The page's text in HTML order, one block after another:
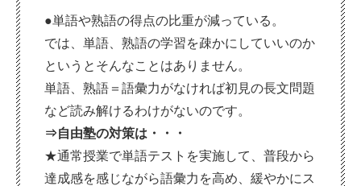
●単語や熟語の得点の比重が減っている。
では、単語、熟語の学習を疎かにしていいのか
というとそんなことはありません。
単語、熟語＝語彙力がなければ初見の長文問題
など読み解けるわけがないのです。
⇒自由塾の対策は・・・
★通常授業で単語テストを実施して、普段から
達成感を感じながら語彙力を高め、緩やかにス